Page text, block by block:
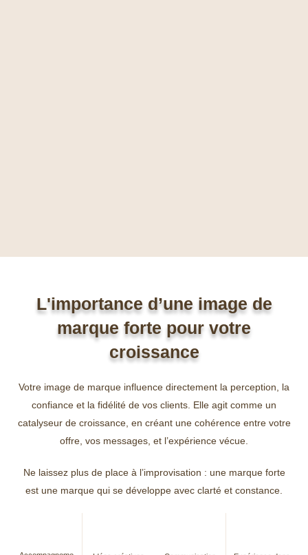
L'importance d’une image de
marque forte pour votre
croissance
Votre image de marque influence directement la perception, la
confiance et la fidélité de vos clients. Elle agit comme un
catalyseur de croissance, en créant une cohérence entre votre
offre, vos messages, et l’expérience vécue.
Ne laissez plus de place à l’improvisation : une marque forte
est une marque qui se développe avec clarté et constance.